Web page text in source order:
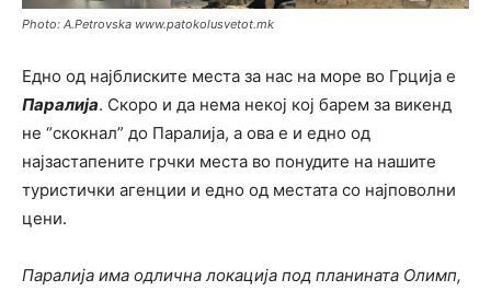
Photo: A.Petrovska www.patokolusvetot.mk
Едно од најблиските места за нас на море во Грција е
Паралија. Скоро и да нема некој кој барем за викенд
не “скокнал” до Паралија, а ова е и едно од
најзастапените грчки места во понудите на нашите
туристички агенции и едно од местата со најповолни
цени.
Паралија има одлична локација под планината Олимп,